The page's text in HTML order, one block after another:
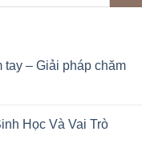
tay – Giải pháp chăm
Học Và Vai Trò